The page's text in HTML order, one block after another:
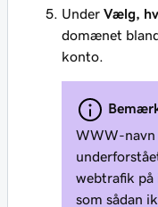
Under Vælg,
domænet
konto.
WWW-navn
webtrafik
som sådan